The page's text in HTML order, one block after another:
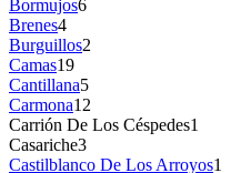
Bormujos6
Brenes4
Burguillos2
Camas19
Cantillana5
Carmona12
Carrión De Los Céspedes1
Casariche3
Castilblanco De Los Arroyos1